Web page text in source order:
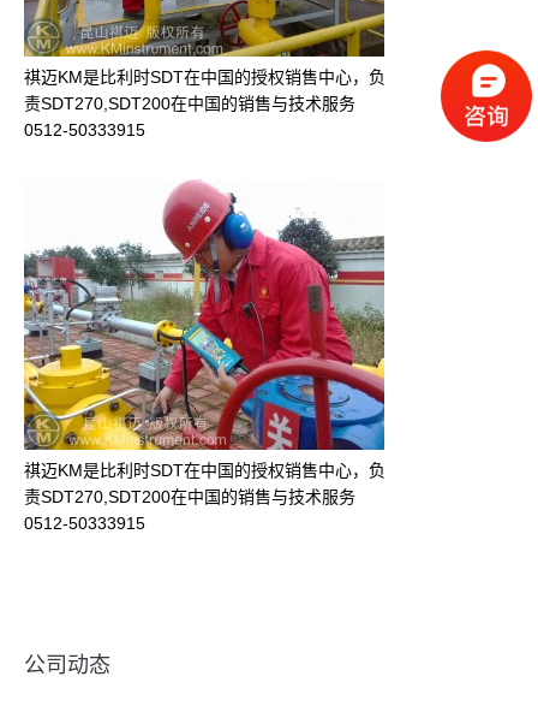
祺迈KM是比利时SDT在中国的授权销售中心，负
责SDT270,SDT200在中国的销售与技术服务
0512-50333915
祺迈KM是比利时SDT在中国的授权销售中心，负
责SDT270,SDT200在中国的销售与技术服务
0512-50333915
公司动态